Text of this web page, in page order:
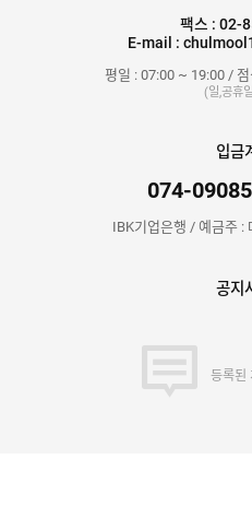
팩스 : 02-
E-mail :
평일 : 07:00 ~ 19:00 /
(일,공휴
입금
074-
IBK기업은행 / 예금주 :
공지
등록된